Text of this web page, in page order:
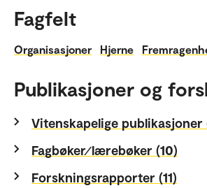
Fagfelt
Organisasjoner Hjerne
Publikasjoner og
Vitenskapelige publikasjoner
Fagbøker⁄lærebøker (10)
Forskningsrapporter (11)